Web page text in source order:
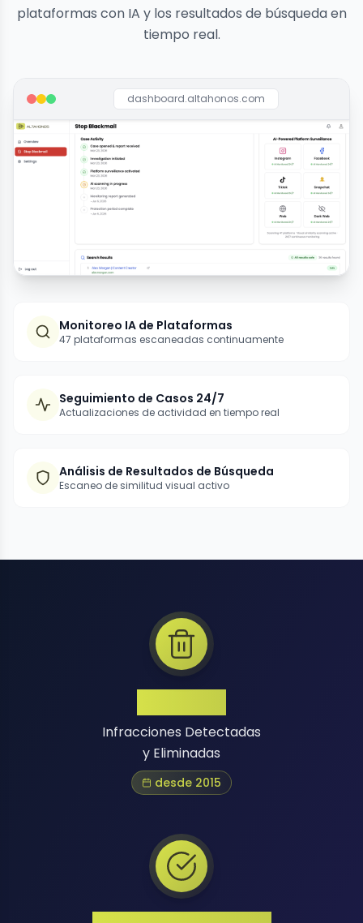
plataformas con IA y los resultados de búsqueda en
tiempo real.
dashboard.altahonos.com
Monitoreo IA de Plataformas
47 plataformas escaneadas continuamente
Seguimiento de Casos 24/7
Actualizaciones de actividad en tiempo real
Análisis de Resultados de Búsqueda
Escaneo de similitud visual activo
Infracciones Detectadas
y Eliminadas
desde 2015